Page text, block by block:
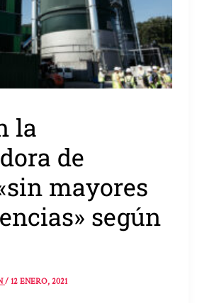
la
de
mayores
según
/12 ENERO, 2021